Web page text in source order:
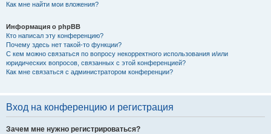
Как мне найти мои вложения?
Информация о phpBB
Кто написал эту конференцию?
Почему здесь нет такой-то функции?
С кем можно связаться по вопросу некорректного использования и/или
юридических вопросов, связанных с этой конференцией?
Как мне связаться с администратором конференции?
Вход на конференцию и регистрация
Зачем мне нужно регистрироваться?